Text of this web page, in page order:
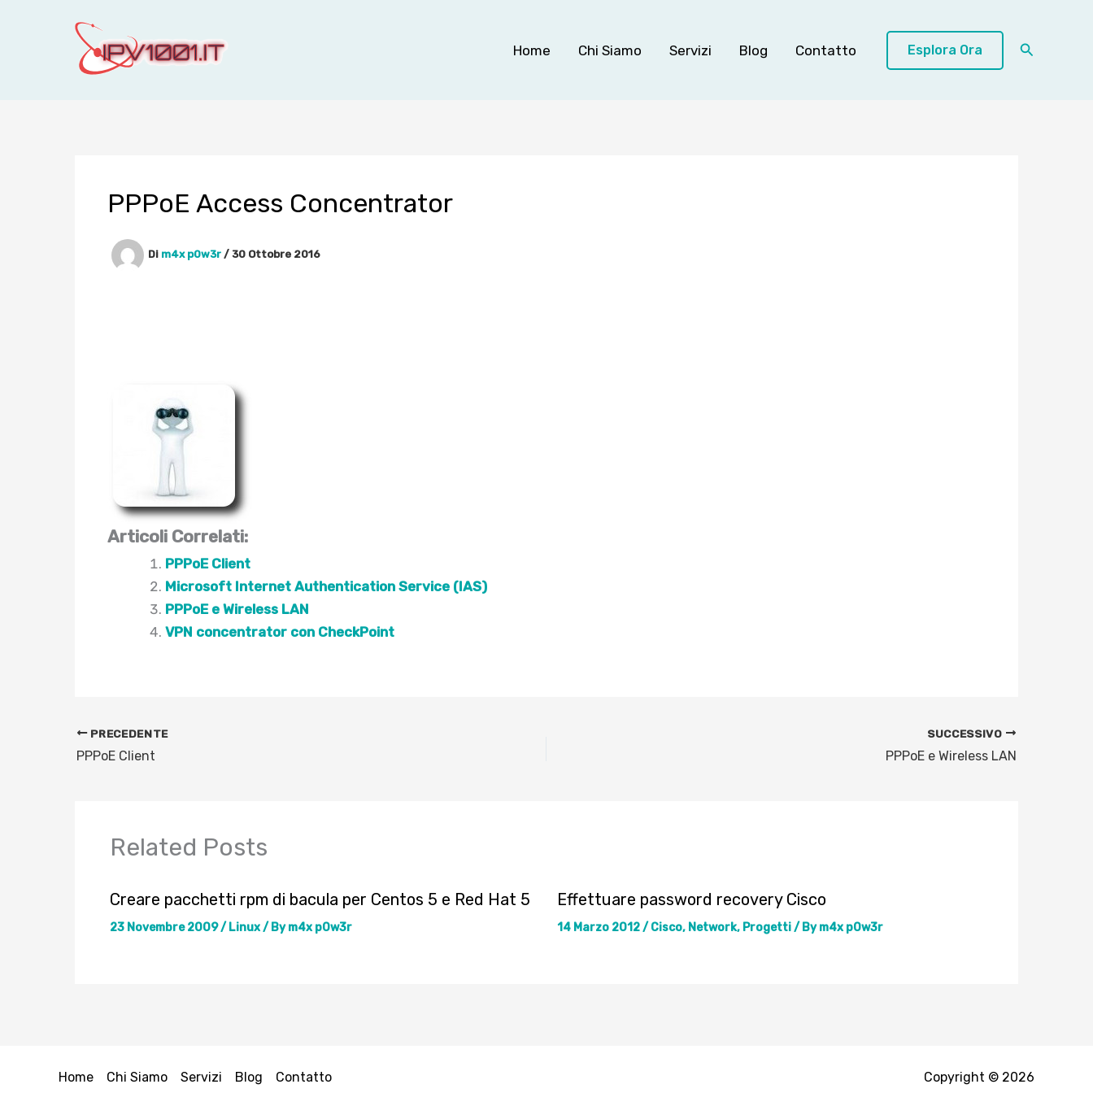
Home Chi Siamo Servizi Blog Contatto Esplora Ora Cerca
PPPoE Access Concentrator
Di m4x p0w3r / 30 Ottobre 2016
Articoli Correlati:
PPPoE Client
Microsoft Internet Authentication Service (IAS)
PPPoE e Wireless LAN
VPN concentrator con CheckPoint
PRECEDENTE
PPPoE Client
SUCCESSIVO
PPPoE e Wireless LAN
Related Posts
Creare pacchetti rpm di bacula per Centos 5 e Red Hat 5
23 Novembre 2009/ Linux/ Bym4x p0w3r
Effettuare password recovery Cisco
14 Marzo 2012/ Cisco, Network, Progetti/ Bym4x p0w3r
Home Chi Siamo Servizi Blog Contatto Copyright © 2026